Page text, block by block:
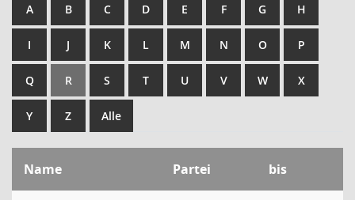
A B C D E F G H
I J K L M N O P
Q R S T U V W X
Y Z Alle
Name Partei bis